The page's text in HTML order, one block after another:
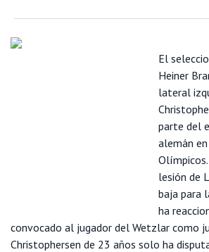
El
Heiner
lateral
parte del
alemán
lesión de
baja para
ha
convocado al jugador del Wetzlar como
Christophersen de 23 años solo ha